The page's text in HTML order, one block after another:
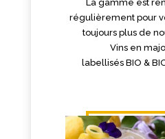
La gamme est
régulièrement pour
toujours plus de
Vins en
labellisés BIO &